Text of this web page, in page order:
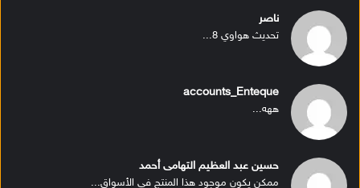
ناصر
تحديث هواوي 8...
accounts_Enteque
ههه...
حسين عبد العظيم التهامى أحمد
ممكن يكون موجود هذا المنتج في الأسواق...